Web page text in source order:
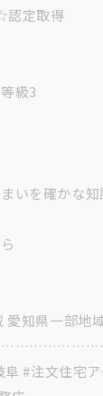
定取得
級3
いを確かな知
愛知県一部地
#注文住宅